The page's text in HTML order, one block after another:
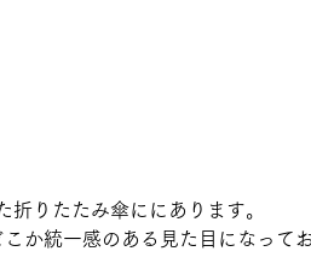
りたたみ傘ににあります。
か統一感のある見た目になってお